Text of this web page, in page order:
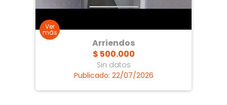
Arriendos
$ 500.000
Sin datos
Publicado: 22/07/2026